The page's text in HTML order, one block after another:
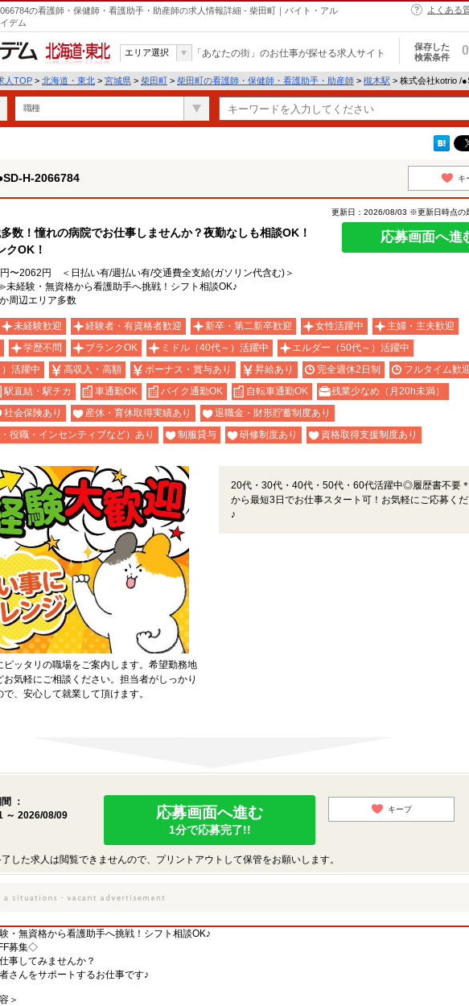
の看護師・保健師・看護助手・助産師の求人情報詳細 - 柴田町｜バイト・アル
デム
よくある
北海道・東北
エリア選択 「あなたの街」のお仕事が探せる求人サイト
保存した
検索条件
0
人TOP > 北海道・東北 > 宮城県 > 柴田町 > 柴田町の看護師・保健師・看護助手・助産師 > 槻木駅 > 株式会社kotrio /
職種
H-2066784 キ
数！憧れの病院でお仕事しませんか？夜勤なしも相談OK！
クOK！
更新日：2026/08/03 ※更新日時点の
応募画面へ進
〜2062円 ＜日払い有/週払い有/交通費全支給(ガソリン代含む)＞
経験・無資格から看護助手へ挑戦！シフト相談OK♪
周辺エリア多数
未経験歓迎 経験者・有資格者歓迎 新卒・第二新卒歓迎 女性活躍中
主婦・主夫歓迎
学歴不問 ブランクOK ミドル（40代～）活躍中
エルダー（50代～）活躍中
活躍中
高収入・高額 ボーナス・賞与あり 昇給あり 完全週休2日制
フルタイム歓
駅直結・駅チカ 車通勤OK バイク通勤OK 自転車通勤OK
残業少なめ（月20h未満）
社会保険あり 産休・育休取得実績あり
退職金・財形貯蓄制度あり
役職・インセンティブなど）あり
制服貸与 研修制度あり 資格取得支援制度あり
ピッタリの職場をご案内します。希望勤務地
気軽にご相談ください。担当者がしっかり
、安心して就業して頂けます。
20代・30代・40代・50代・60代活躍中◎履歴書不要
から最短3日でお仕事スタート可！お気軽にご応募く
♪
：
～ 2026/08/09
応募画面へ進む
1分で応募完了!!
キープ
した求人は閲覧できませんので、プリントアウトして保管をお願いします。
無資格から看護助手へ挑戦！シフト相談OK♪
募集◇
事してみませんか？
さんをサポートするお仕事です♪
＞